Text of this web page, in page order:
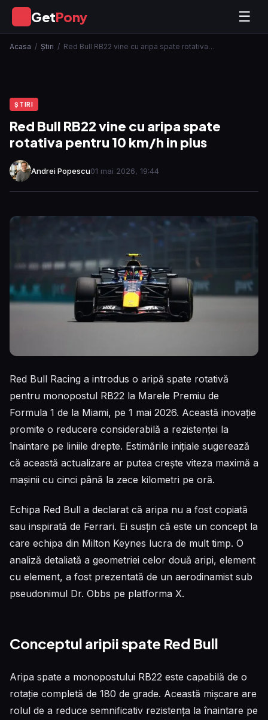
GetPony ☰
Acasa / Ştiri / Red Bull RB22 vine cu aripa spate rotativa…
ŞTIRI
Red Bull RB22 vine cu aripa spate
rotativa pentru 10 km/h in plus
Andrei Popescu01 mai 2026, 19:44
Red Bull Racing a introdus o aripă spate rotativă
pentru monopostul RB22 la Marele Premiu de
Formula 1 de la Miami, pe 1 mai 2026. Această inovație
promite o reducere considerabilă a rezistenței la
înaintare pe liniile drepte. Estimările inițiale sugerează
că această actualizare ar putea crește viteza maximă a
mașinii cu cinci până la zece kilometri pe oră.
Echipa Red Bull a declarat că aripa nu a fost copiată
sau inspirată de Ferrari. Ei susțin că este un concept la
care echipa din Milton Keynes lucra de mult timp. O
analiză detaliată a geometriei celor două aripi, element
cu element, a fost prezentată de un aerodinamist sub
pseudonimul Dr. Obbs pe platforma X.
Conceptul aripii spate Red Bull
Aripa spate a monopostului RB22 este capabilă de o
rotație completă de 180 de grade. Această mișcare are
rolul de a reduce semnificativ rezistența la înaintare pe